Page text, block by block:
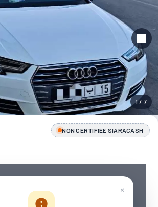
1 / 7
NON CERTIFIÉE SIARACASH
×
sont intéressées